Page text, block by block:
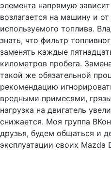
элемента напрямую
возлагается на машину и
используемого топлива.
знать, что фильтр
заменять каждые
километров пробега.
такой же обязательной
рекомендацию
вредными примесями,
нагрузка на двигатель
снижается. Моя группа
друзья, будем общаться и
эксплуатации своих Mazda